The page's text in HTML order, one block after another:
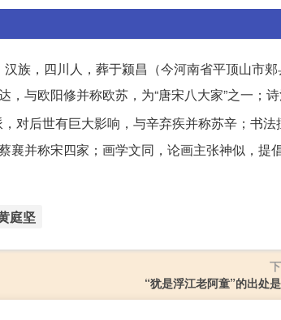
族，四川人，葬于颍昌（今河南省平顶山市郏
与欧阳修并称欧苏，为“唐宋八大家”之一；
对后世有巨大影响，与辛弃疾并称苏辛；书法
并称宋四家；画学文同，论画主张神似，提
庭坚
“犹是浮江老阿童”的出处